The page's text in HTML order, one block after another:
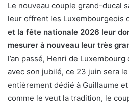
Le nouveau couple grand-ducal
leur offrent les Luxembourgeois
et la fête nationale 2026 leur
mesurer à nouveau leur très
l’an passé, Henri de
avec son jubilé, ce 23 juin sera
entièrement dédié à Guillaume
comme le veut la tradition, le